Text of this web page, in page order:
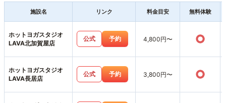
施設名 リンク 料金目安 無料体験
ホットヨガスタジオ
LAVA北加賀屋店
公式 予約 4,800円〜 ○
ホットヨガスタジオ
LAVA長居店
公式 予約 3,800円〜 ○